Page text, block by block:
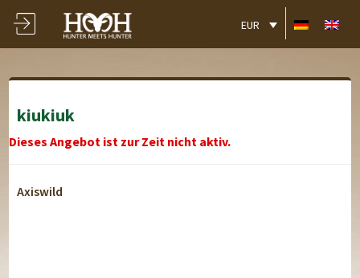
EUR
kiukiuk
Dieses Angebot ist zur Zeit nicht aktiv.
Axiswild